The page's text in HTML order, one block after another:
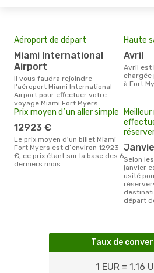
Aéroport de départ
Miami International
Airport
Il vous faudra rejoindre
l'aéroport Miami International
Airport pour effectuer votre
voyage Miami Fort Myers.
Haute
avril
avril est la période la plus
chargée
à Fort
Prix moyen d´un aller simple
12923 €
Le prix moyen d'un billet Miami
Fort Myers est d´environ 12923
€, ce prix étant sur la base des 6
derniers mois.
Selon les dernières données,
janvier
usité
départ
Taux de
1 EUR = 1.16